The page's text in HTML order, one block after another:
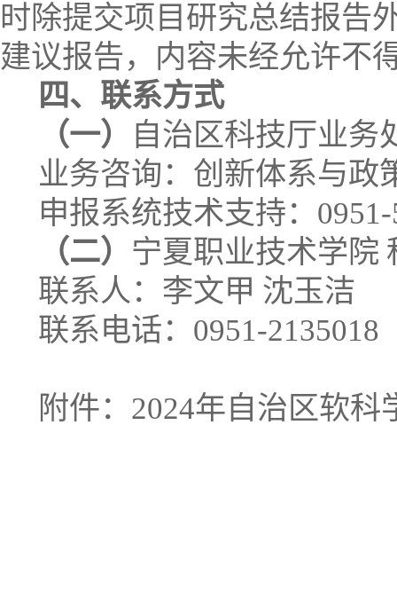
时除提交项目研究总结报告
建议报告，内容未经允许不
四、联系方式
（一）
自治区科技厅业务
业务咨询：创新体系与政
申报系统技术支持：
（二） 宁夏职业技术学院
联系人：李文甲 沈玉洁
联系电话： 0951-2135018
附件： 2024年自治区软科